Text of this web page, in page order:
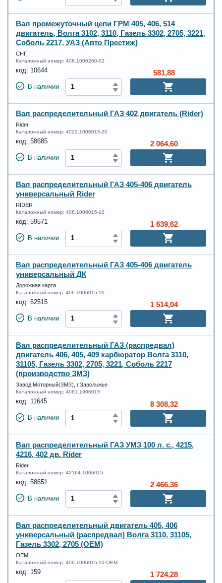
Вал промежуточный цепи ГРМ 405, 406, 514
двигатель, Волга 3102, 3110, Газель 3302, 2705, 3221,
Соболь 2217, УАЗ (Авто Престиж)
СНГ
Каталожный номер: 406.1006260-02
код: 10644
В наличии
581,88
Вал распределительный ГАЗ 402 двигатель (Rider)
Rider
Каталожный номер: 4022.1006015-20
код: 58685
В наличии
2 064,60
Вал распределительный ГАЗ 405-406 двигатель
универсальный Rider
RIDER
Каталожный номер: 406.1006015-10
код: 59571
В наличии
1 639,62
Вал распределительный ГАЗ 405-406 двигатель
универсальный ДК
Дорожная карта
Каталожный номер: 406.1006015-10
код: 62515
В наличии
1 514,04
Вал распределительный ГАЗ (распредвал)
двигатель 406, 405, 409 карбюратор Волга 3110,
31105, Газель 3302, 2705, 3221, Соболь 2217
(производство ЗМЗ)
Завод Моторный(ЗМЗ), г.Завольжье
Каталожный номер: 4061.1006015
код: 11645
В наличии
8 308,32
Вал распределительный ГАЗ УМЗ 100 л. с., 4215,
4216, 402 дв. Rider
Rider
Каталожный номер: 42164.1006015
код: 58651
В наличии
2 466,36
Вал распределительный двигатель 405, 406
универсальный (распредвал) Волга 3110, 31105,
Газель 3302, 2705 (OEM)
OEM
Каталожный номер: 406.1006015-10-OEM
код: 159 1 724,28